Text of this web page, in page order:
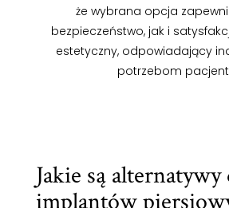
że wybrana opcja
bezpieczeństwo, jak i
estetyczny, odpowiadający
potrzebom
Jakie są alternatywy